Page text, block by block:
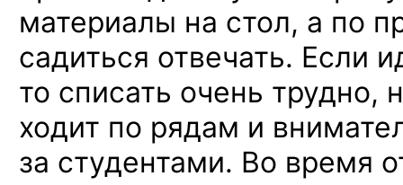
материалы на стол, а по
садиться отвечать. Если
то списать очень трудно,
ходит по рядам и
за студентами. Во время